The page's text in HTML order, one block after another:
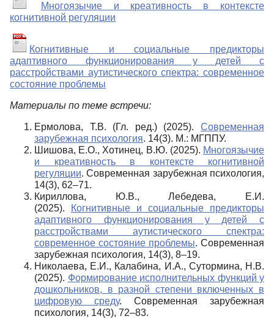
Многоязычие и креативность в контексте
когнитивной регуляции
Когнитивные и социальные предикторы
адаптивного функционирования у детей с
расстройствами аутистического спектра: современное
состояние проблемы
Материалы по теме встречи:
Ермолова, Т.В. (Гл. ред.) (2025). Современная
зарубежная психология. 14(3). М.: МГППУ.
Шишова, Е.О., Хотинец, В.Ю. (2025). Многоязычие
и креативность в контексте когнитивной
регуляции. Современная зарубежная психология,
14(3), 62–71.
Кириллова, Ю.В., Лебедева, Е.И.
(2025).
Когнитивные и социальные предикторы
адаптивного функционирования у детей с
расстройствами аутистического спектра:
современное состояние проблемы. Современная
зарубежная психология, 14(3), 8–19.
Николаева, Е.И., Калабина, И.А., Сутормина, Н.В.
(2025). Формирование исполнительных функций у
дошкольников, в разной степени включенных в
цифровую среду. Современная зарубежная
психология, 14(3), 72–83.